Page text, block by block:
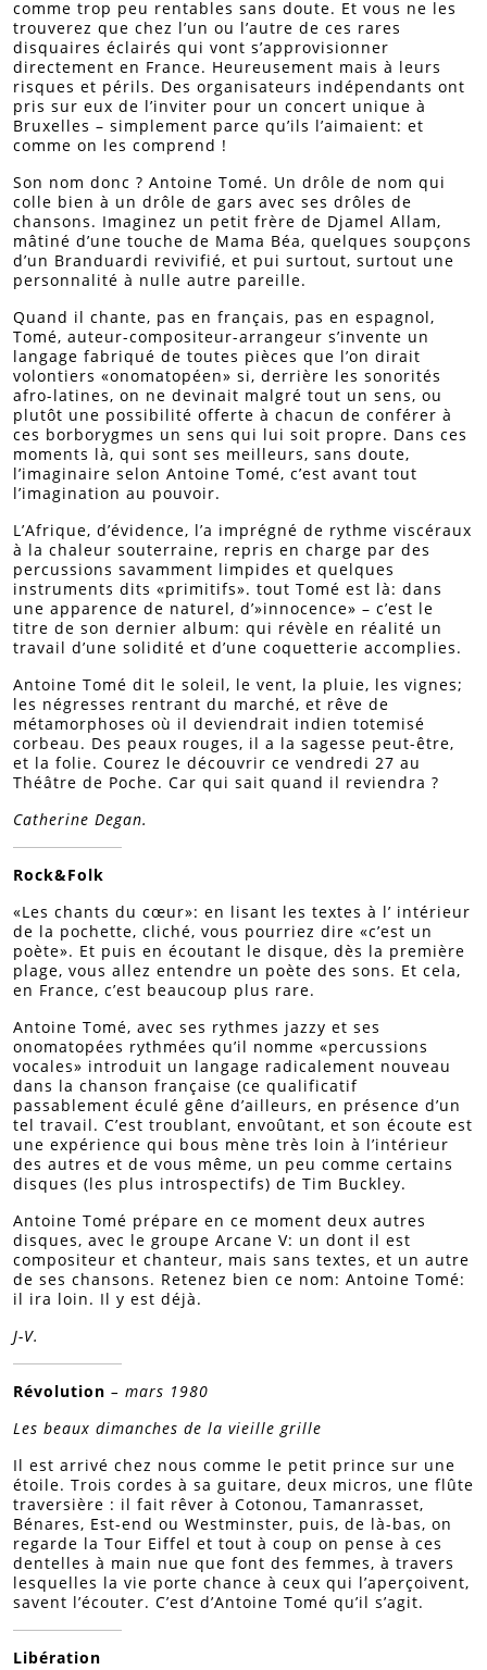
comme trop peu rentables sans doute. Et vous ne les
trouverez que chez l’un ou l’autre de ces rares
disquaires éclairés qui vont s’approvisionner
directement en France. Heureusement mais à leurs
risques et périls. Des organisateurs indépendants ont
pris sur eux de l’inviter pour un concert unique à
Bruxelles – simplement parce qu’ils l’aimaient: et
comme on les comprend !
Son nom donc ? Antoine Tomé. Un drôle de nom qui
colle bien à un drôle de gars avec ses drôles de
chansons. Imaginez un petit frère de Djamel Allam,
mâtiné d’une touche de Mama Béa, quelques soupçons
d’un Branduardi revivifié, et pui surtout, surtout une
personnalité à nulle autre pareille.
Quand il chante, pas en français, pas en espagnol,
Tomé, auteur-compositeur-arrangeur s’invente un
langage fabriqué de toutes pièces que l’on dirait
volontiers «onomatopéen» si, derrière les sonorités
afro-latines, on ne devinait malgré tout un sens, ou
plutôt une possibilité offerte à chacun de conférer à
ces borborygmes un sens qui lui soit propre. Dans ces
moments là, qui sont ses meilleurs, sans doute,
l’imaginaire selon Antoine Tomé, c’est avant tout
l’imagination au pouvoir.
L’Afrique, d’évidence, l’a imprégné de rythme viscéraux
à la chaleur souterraine, repris en charge par des
percussions savamment limpides et quelques
instruments dits «primitifs». tout Tomé est là: dans
une apparence de naturel, d’»innocence» – c’est le
titre de son dernier album: qui révèle en réalité un
travail d’une solidité et d’une coquetterie accomplies.
Antoine Tomé dit le soleil, le vent, la pluie, les vignes;
les négresses rentrant du marché, et rêve de
métamorphoses où il deviendrait indien totemisé
corbeau. Des peaux rouges, il a la sagesse peut-être,
et la folie. Courez le découvrir ce vendredi 27 au
Théâtre de Poche. Car qui sait quand il reviendra ?
Catherine Degan.
Rock&Folk
«Les chants du cœur»: en lisant les textes à l’ intérieur
de la pochette, cliché, vous pourriez dire «c’est un
poète». Et puis en écoutant le disque, dès la première
plage, vous allez entendre un poète des sons. Et cela,
en France, c’est beaucoup plus rare.
Antoine Tomé, avec ses rythmes jazzy et ses
onomatopées rythmées qu’il nomme «percussions
vocales» introduit un langage radicalement nouveau
dans la chanson française (ce qualificatif
passablement éculé gêne d’ailleurs, en présence d’un
tel travail. C’est troublant, envoûtant, et son écoute est
une expérience qui bous mène très loin à l’intérieur
des autres et de vous même, un peu comme certains
disques (les plus introspectifs) de Tim Buckley.
Antoine Tomé prépare en ce moment deux autres
disques, avec le groupe Arcane V: un dont il est
compositeur et chanteur, mais sans textes, et un autre
de ses chansons. Retenez bien ce nom: Antoine Tomé:
il ira loin. Il y est déjà.
J-V.
Révolution – mars 1980
Les beaux dimanches de la vieille grille
Il est arrivé chez nous comme le petit prince sur une
étoile. Trois cordes à sa guitare, deux micros, une flûte
traversière : il fait rêver à Cotonou, Tamanrasset,
Bénares, Est-end ou Westminster, puis, de là-bas, on
regarde la Tour Eiffel et tout à coup on pense à ces
dentelles à main nue que font des femmes, à travers
lesquelles la vie porte chance à ceux qui l’aperçoivent,
savent l’écouter. C’est d’Antoine Tomé qu’il s’agit.
Libération